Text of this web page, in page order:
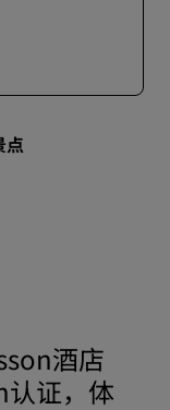
点
酒店
证，体